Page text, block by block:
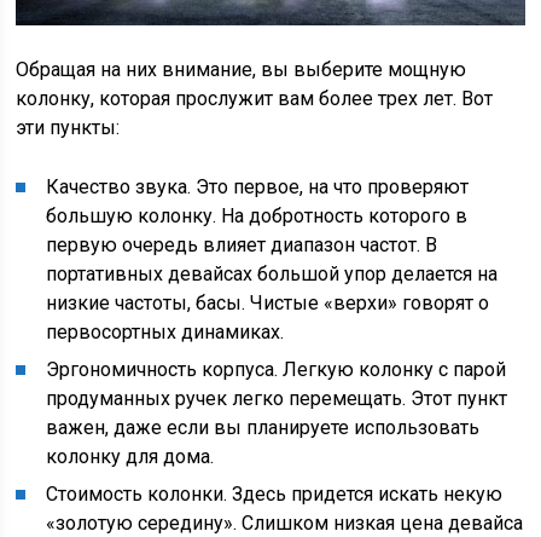
Обращая на них внимание, вы выберите мощную
колонку, которая прослужит вам более трех лет. Вот
эти пункты:
Качество звука. Это первое, на что проверяют
большую колонку. На добротность которого в
первую очередь влияет диапазон частот. В
портативных девайсах большой упор делается на
низкие частоты, басы. Чистые «верхи» говорят о
первосортных динамиках.
Эргономичность корпуса. Легкую колонку с парой
продуманных ручек легко перемещать. Этот пункт
важен, даже если вы планируете использовать
колонку для дома.
Стоимость колонки. Здесь придется искать некую
«золотую середину». Слишком низкая цена девайса